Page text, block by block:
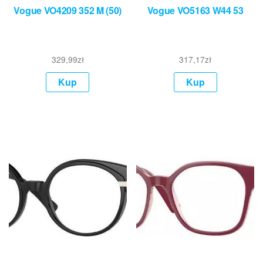
Vogue VO4209 352 M (50)
329,99zł
Kup
Vogue VO5163 W44 53
317,17zł
Kup